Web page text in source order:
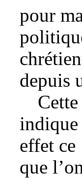
pour
depuis
effet ce
que